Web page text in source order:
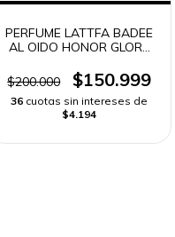
PERFUME LATTFA BADEE
AL OIDO HONOR GLORY
RÁPIDO
$200.000 $150.999
36 cuotas sin intereses de
$4.194